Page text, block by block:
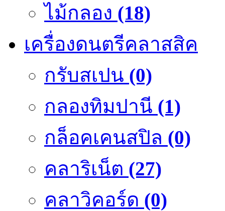
ไม้กลอง (18)
เครื่องดนตรีคลาสสิค
กรับสเปน (0)
กลองทิมปานี (1)
กล็อคเคนสปิล (0)
คลาริเน็ต (27)
คลาวิคอร์ด (0)